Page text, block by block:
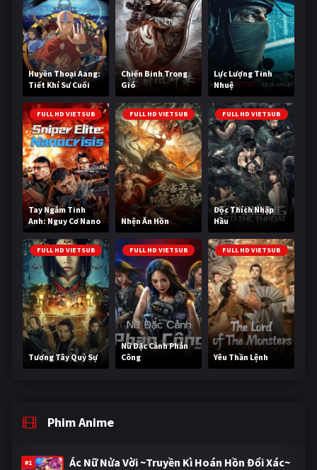
Huyền Thoại Aang:
Tiết Khí Sư Cuối
Cùng
Chiến Binh Trong
Gió
Lực Lượng Tinh
Nhuệ
FULL HD VIETSUB
Tay Ngắm Tinh
Anh: Nguy Cơ Nano
FULL HD VIETSUB
Nhện Ăn Hồn
FULL HD VIETSUB
Độc Thích Nhập
Hầu
FULL HD VIETSUB
Tương Tây Quỷ Sự
FULL HD VIETSUB
Nữ Đặc Cảnh Phản
Công
FULL HD VIETSUB
Yêu Thần Lệnh
Phim Anime
#1 Ác Nữ Nửa Vời ~Truyền Kì Hoán Hồn Đổi Xác~